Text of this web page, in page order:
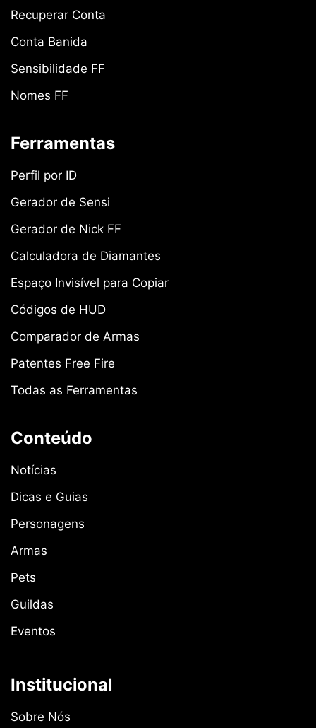
Recuperar Conta
Conta Banida
Sensibilidade FF
Nomes FF
Ferramentas
Perfil por ID
Gerador de Sensi
Gerador de Nick FF
Calculadora de Diamantes
Espaço Invisível para Copiar
Códigos de HUD
Comparador de Armas
Patentes Free Fire
Todas as Ferramentas
Conteúdo
Notícias
Dicas e Guias
Personagens
Armas
Pets
Guildas
Eventos
Institucional
Sobre Nós